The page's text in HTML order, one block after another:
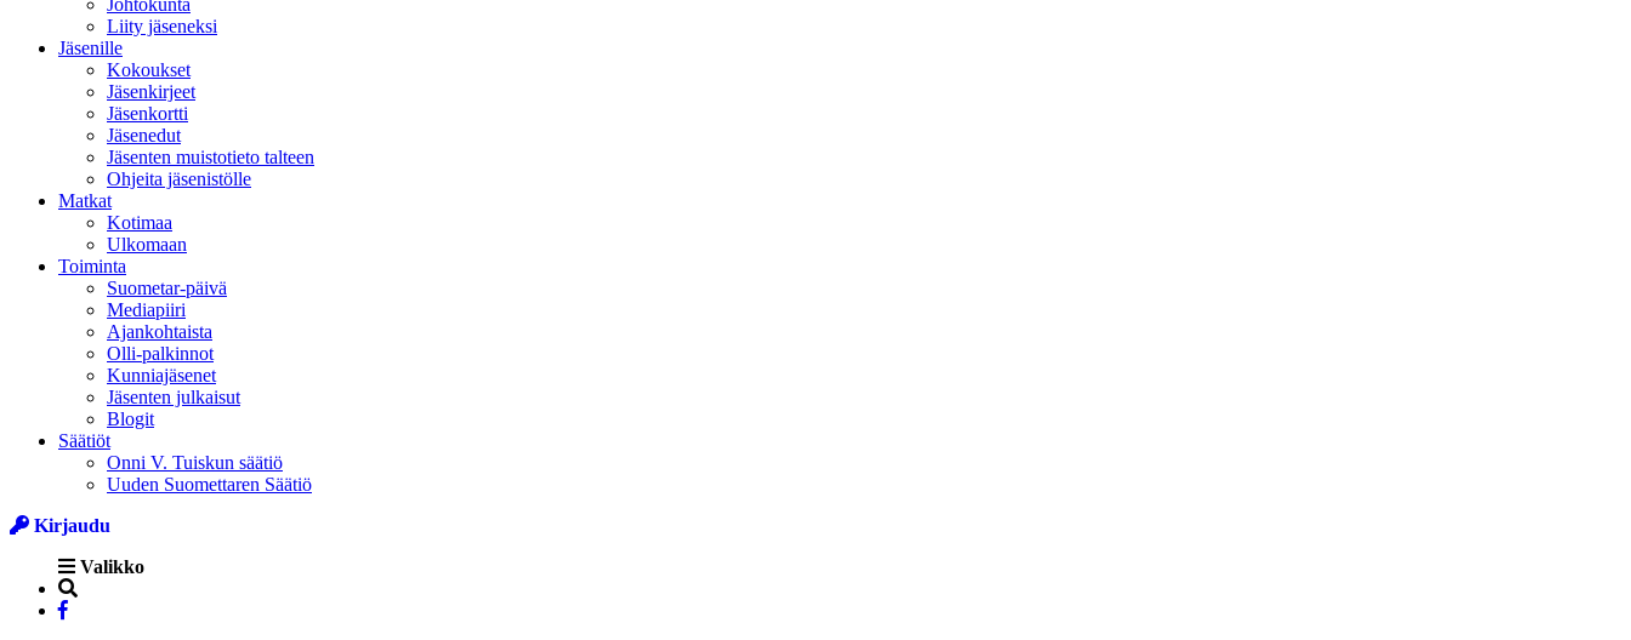
Liity jäseneksi
Jäsenille
Kokoukset
Jäsenkirjeet
Jäsenkortti
Jäsenedut
Jäsenten muistotieto talteen
Ohjeita jäsenistölle
Matkat
Kotimaa
Ulkomaan
Toiminta
Suometar-päivä
Mediapiiri
Ajankohtaista
Olli-palkinnot
Kunniajäsenet
Jäsenten julkaisut
Blogit
Säätiöt
Onni V. Tuiskun säätiö
Uuden Suomettaren Säätiö
Kirjaudu
Valikko